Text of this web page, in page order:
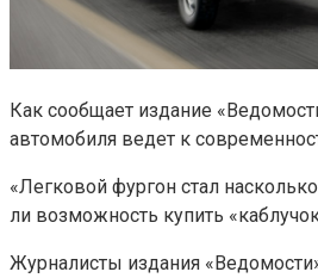
Как сообщает издание
автомобиля ведет к
«Легковой фургон стал
ли возможность купить
Журналисты издания